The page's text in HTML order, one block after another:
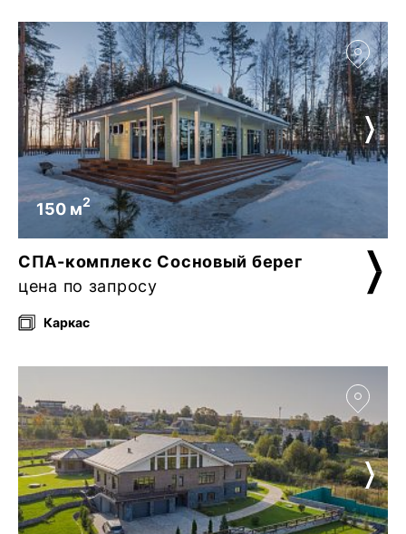
150 м2
СПА-комплекс Сосновый берег
цена по запросу
Каркас